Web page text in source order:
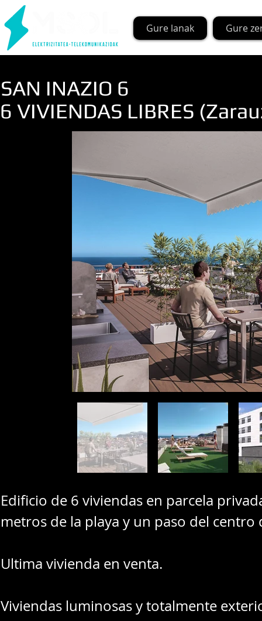
Gure lanak Gure
SAN INAZIO 6
6 VIVIENDAS LIBRES
Edificio de 6 viviendas en parcela
metros de la playa y un paso del centro
Ultima vivienda en venta.
Viviendas luminosas y totalmente